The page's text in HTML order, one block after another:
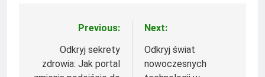
Nawigacja
wpisu
Previous:
Odkryj sekrety
zdrowia: Jak portal
Next:
Odkryj świat
nowoczesnych